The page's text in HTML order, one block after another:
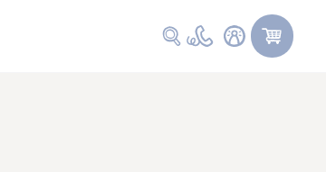
Faire une recherche